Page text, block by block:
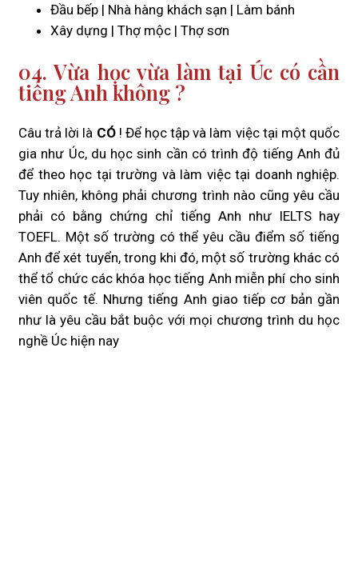
Đầu bếp | Nhà hàng khách sạn | Làm bánh
Xây dựng | Thợ mộc | Thợ sơn
04. Vừa học vừa làm tại Úc có cần
tiếng Anh không ?
Câu trả lời là CÓ! Để học tập và làm việc tại một quốc
gia như Úc, du học sinh cần có trình độ tiếng Anh đủ
để theo học tại trường và làm việc tại doanh nghiệp.
Tuy nhiên, không phải chương trình nào cũng yêu cầu
phải có bằng chứng chỉ tiếng Anh như IELTS hay
TOEFL. Một số trường có thể yêu cầu điểm số tiếng
Anh để xét tuyển, trong khi đó, một số trường khác có
thể tổ chức các khóa học tiếng Anh miễn phí cho sinh
viên quốc tế. Nhưng tiếng Anh giao tiếp cơ bản gần
như là yêu cầu bắt buộc với mọi chương trình du học
nghề Úc hiện nay